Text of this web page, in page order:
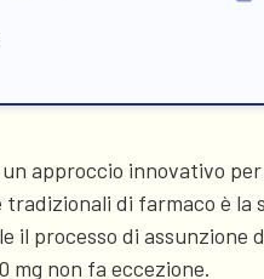
approccio innovativo
di farmaco è
processo di
mg non fa eccezione.